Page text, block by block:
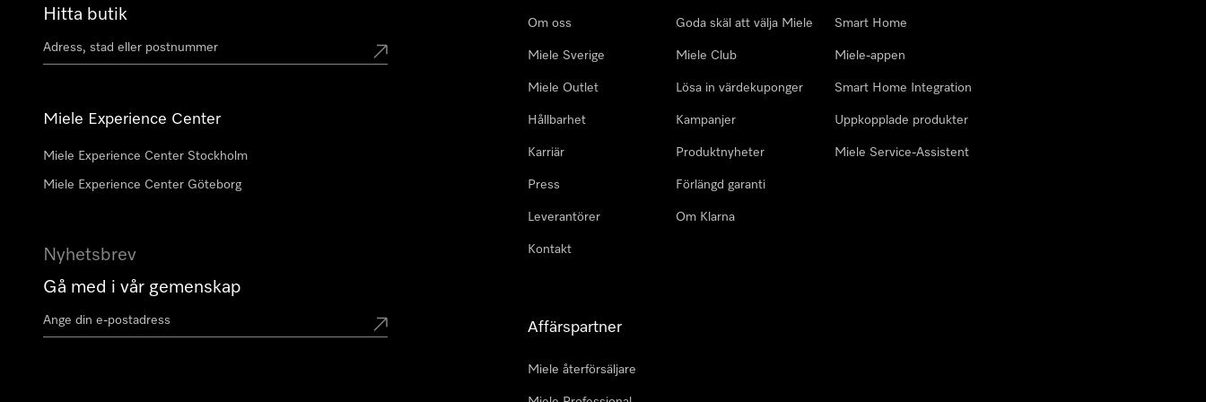
Hitta butik
Miele Experience Center
Miele Experience Center Stockholm
Miele Experience Center Göteborg
Nyhetsbrev
Gå med i vår gemenskap
Om oss
Miele Sverige
Miele Outlet
Hållbarhet
Karriär
Press
Leverantörer
Kontakt
Goda skäl att välja Miele
Miele Club
Lösa in värdekuponger
Kampanjer
Produktnyheter
Förlängd garanti
Om Klarna
Smart Home
Miele-appen
Smart Home Integration
Uppkopplade produkter
Miele Service-Assistent
Affärspartner
Miele återförsäljare